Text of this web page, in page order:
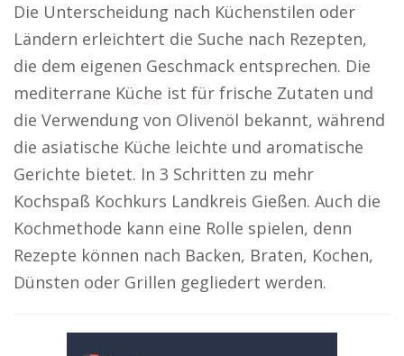
Die Unterscheidung nach Küchenstilen oder
Ländern erleichtert die Suche nach Rezepten,
die dem eigenen Geschmack entsprechen. Die
mediterrane Küche ist für frische Zutaten und
die Verwendung von Olivenöl bekannt, während
die asiatische Küche leichte und aromatische
Gerichte bietet. In 3 Schritten zu mehr
Kochspaß Kochkurs Landkreis Gießen. Auch die
Kochmethode kann eine Rolle spielen, denn
Rezepte können nach Backen, Braten, Kochen,
Dünsten oder Grillen gegliedert werden.